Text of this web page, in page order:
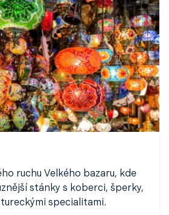
ruchu Velkého bazaru, kde
stánky s koberci, šperky,
specialitami.